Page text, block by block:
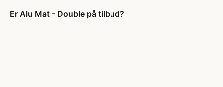
Er Alu Mat - Double på tilbud?